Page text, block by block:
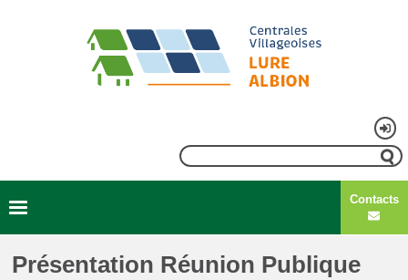
Rechercher
compte
de
l'utilisateur
Navigation
principale
menu
Contacts
Présentation Réunion Publique